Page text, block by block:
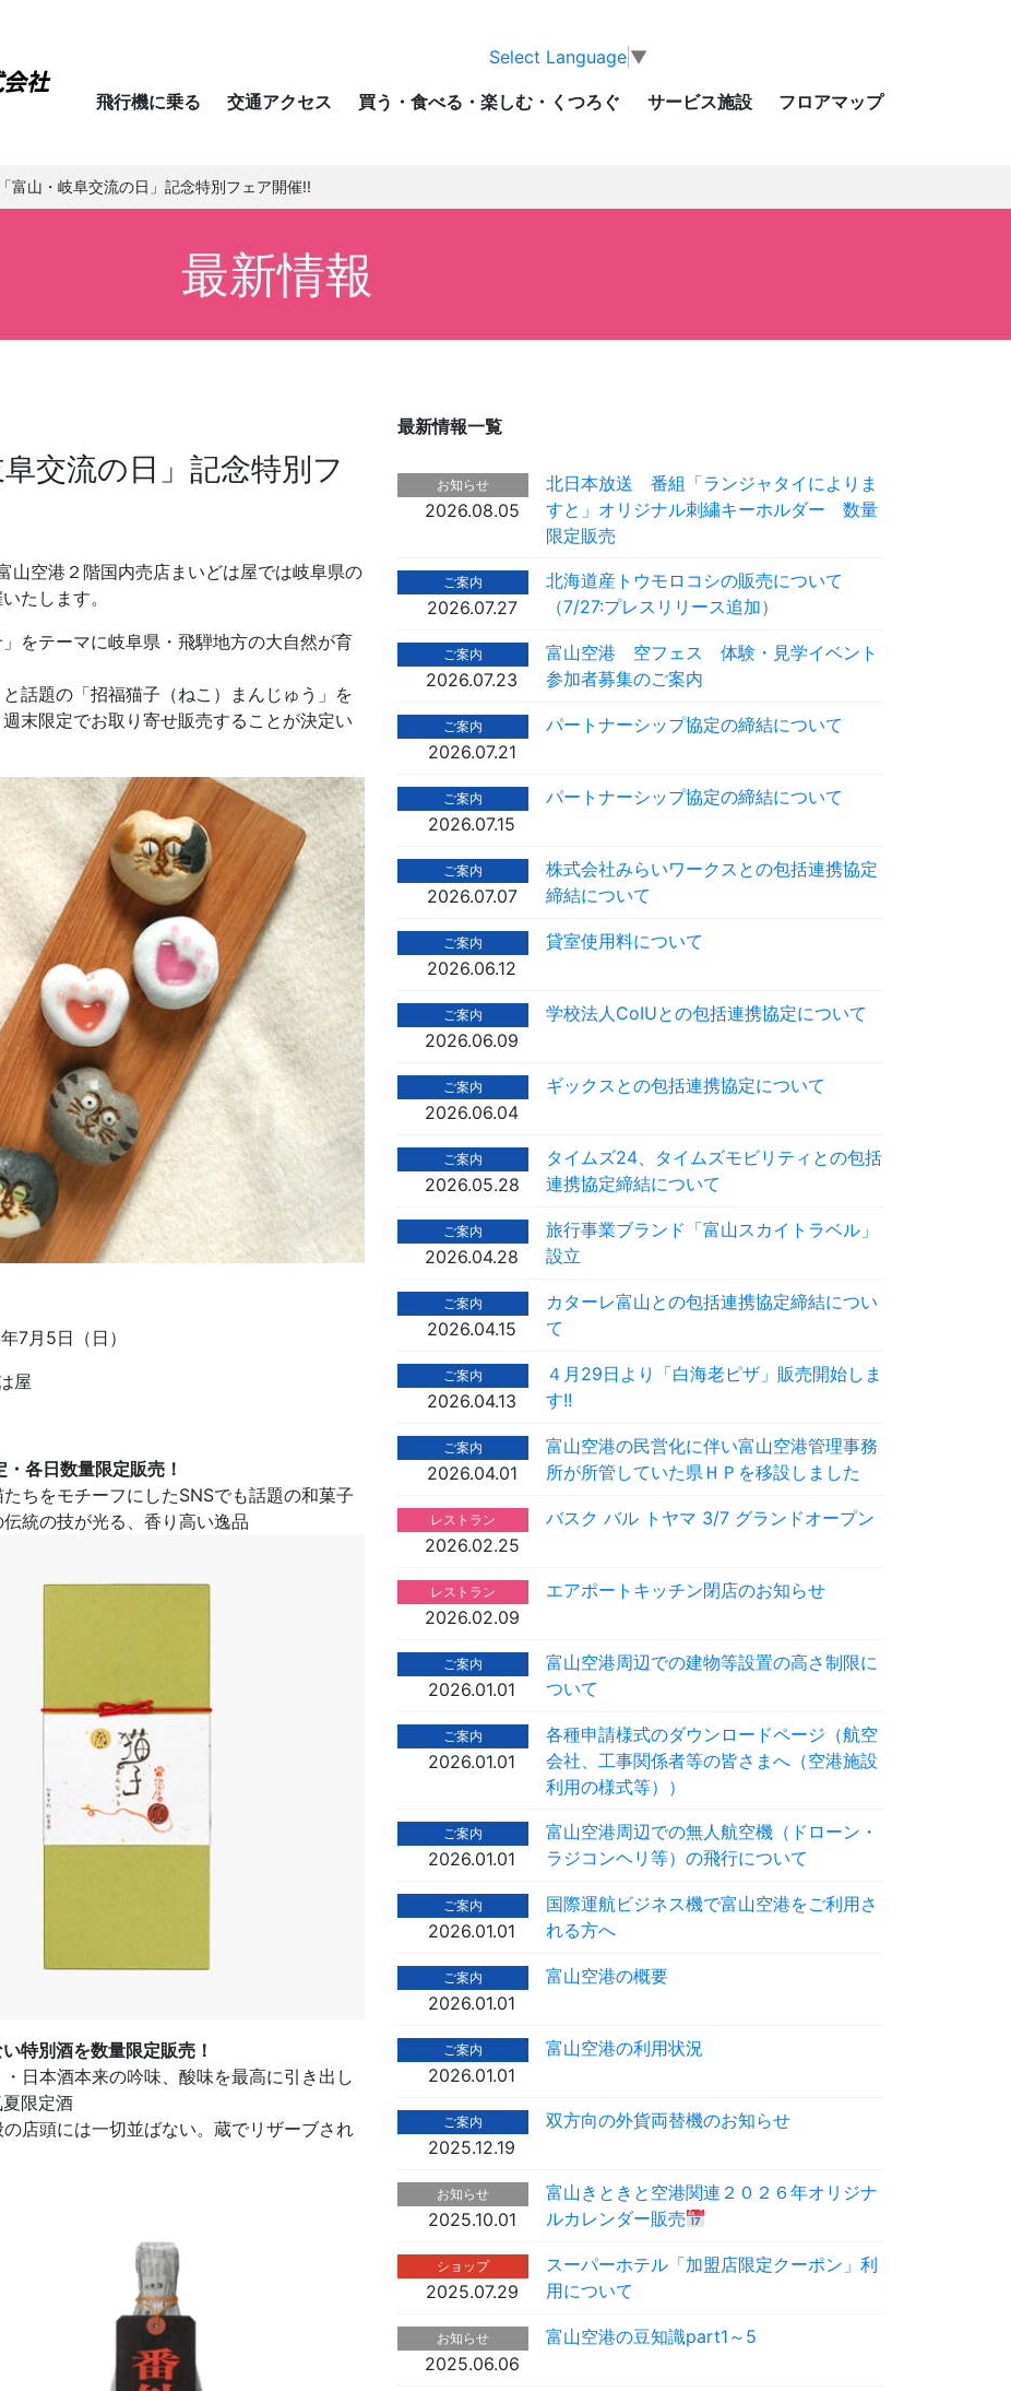
Select Language ▼
飛行機に乗る 交通アクセス 買う・食べる・楽しむ・くつろぐ サービス施設 フロアマップ
富山・岐阜交流の日」記念特別フェア開催!!
最新情報
交流の日」記念特別フ
空港２階国内売店まいどは屋では岐阜県の
たします。
をテーマに岐阜県・飛騨地方の大自然が育
話題の「招福猫子（ねこ）まんじゅう」を
末限定でお取り寄せ販売することが決定い
7月5日（日）
屋
各日数量限定販売！
をモチーフにしたSNSでも話題の和菓子
の技が光る、香り高い逸品
特別酒を数量限定販売！
本酒本来の吟味、酸味を最高に引き出し
限定酒
頭には一切並ばない。蔵でリザーブされ
最新情報一覧
お知らせ
2026.08.05
北日本放送 番組「ランジャタイによりま
すと」オリジナル刺繍キーホルダー 数量
限定販売
ご案内
2026.07.27
北海道産トウモロコシの販売について
（7/27:プレスリリース追加）
ご案内
2026.07.23
富山空港 空フェス 体験・見学イベント
参加者募集のご案内
ご案内
2026.07.21
パートナーシップ協定の締結について
ご案内
2026.07.15
パートナーシップ協定の締結について
ご案内
2026.07.07
株式会社みらいワークスとの包括連携協定
締結について
ご案内
2026.06.12
貸室使用料について
ご案内
2026.06.09
学校法人CoIUとの包括連携協定について
ご案内
2026.06.04
ギックスとの包括連携協定について
ご案内
2026.05.28
タイムズ24、タイムズモビリティとの包括
連携協定締結について
ご案内
2026.04.28
旅行事業ブランド「富山スカイトラベル」
設立
ご案内
2026.04.15
カターレ富山との包括連携協定締結につい
て
ご案内
2026.04.13
４月29日より「白海老ピザ」販売開始しま
す!!
ご案内
2026.04.01
富山空港の民営化に伴い富山空港管理事務
所が所管していた県ＨＰを移設しました
レストラン
2026.02.25
バスク バル トヤマ 3/7 グランドオープン
レストラン
2026.02.09
エアポートキッチン閉店のお知らせ
ご案内
2026.01.01
富山空港周辺での建物等設置の高さ制限に
ついて
ご案内
2026.01.01
各種申請様式のダウンロードページ（航空
会社、工事関係者等の皆さまへ（空港施設
利用の様式等））
ご案内
2026.01.01
富山空港周辺での無人航空機（ドローン・
ラジコンヘリ等）の飛行について
ご案内
2026.01.01
国際運航ビジネス機で富山空港をご利用さ
れる方へ
ご案内
2026.01.01
富山空港の概要
ご案内
2026.01.01
富山空港の利用状況
ご案内
2025.12.19
双方向の外貨両替機のお知らせ
お知らせ
2025.10.01
富山きときと空港関連２０２６年オリジナ
ルカレンダー販売
ショップ
2025.07.29
スーパーホテル「加盟店限定クーポン」利
用について
お知らせ
2025.06.06
富山空港の豆知識part1～5